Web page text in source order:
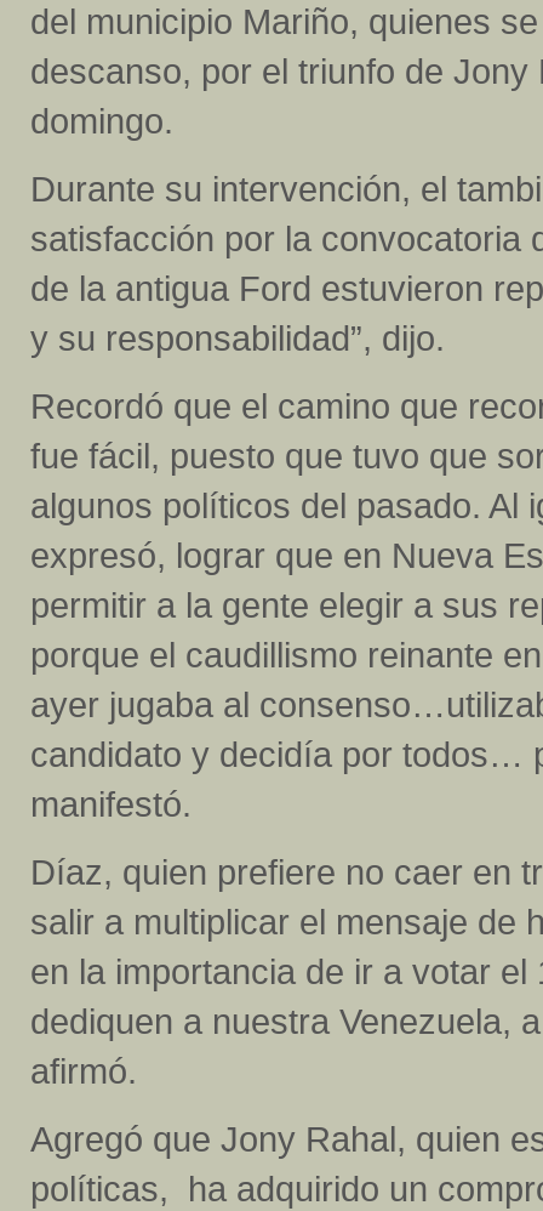
del municipio Mariño, quienes
descanso, por el triunfo de
domingo.
Durante su intervención, el
satisfacción por la convocatoria
de la antigua Ford estuvieron
y su responsabilidad”, dijo.
Recordó que el camino que
fue fácil, puesto que tuvo que
algunos políticos del pasado. Al
expresó, lograr que en Nueva
permitir a la gente elegir a sus
porque el caudillismo reinante
ayer jugaba al
candidato y decidía por todos…
manifestó.
Díaz, quien prefiere no caer en
salir a multiplicar el mensaje de
en la importancia de ir a votar
dediquen a nuestra Venezuela,
afirmó.
Agregó que Jony Rahal, quien
políticas, ha adquirido un